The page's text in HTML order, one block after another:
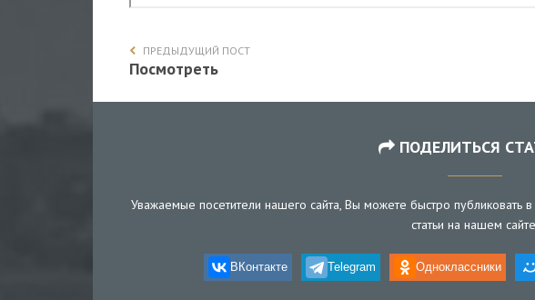
ПРЕДЫДУЩИЙ ПОСТ
Посмотреть
ПОДЕЛИТЬСЯ
Уважаемые посетители нашего сайта, Вы можете быстро публиковать
статьи на нашем
ВКонтакте Telegram Одноклассники